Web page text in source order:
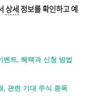
상세정보를 확인하고 예
트, 혜택과 신청 방법
, 관련 기대 주식 종목